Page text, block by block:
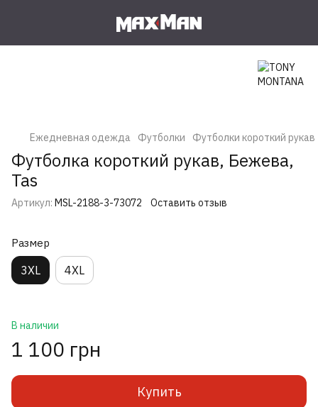
Ежедневная одежда Футболки Футболки короткий рукав
Футболка короткий рукав, Бежева,
Tas
Артикул: MSL-2188-3-73072 Оставить отзыв
Размер
3XL 4XL
В наличии
1 100 грн
Купить